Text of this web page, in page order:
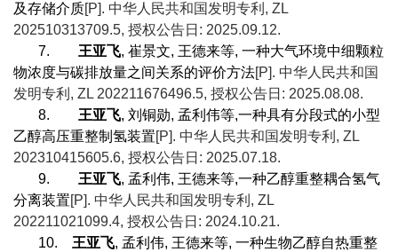
及存储介质[P]. 中华人民共和国发明专利 , ZL
202510313709.5, 授权公告日 : 2025.09.12.
7.
王亚飞, 崔景文, 王德来等, 一种大气环境中细颗粒
物浓度与碳排放量之间关系的评价方法[P]. 中华人民共和国
发明专利 , ZL 202211676496.5, 授权公告日 : 2025.08.08.
8.
王亚飞, 刘铜勋, 孟利伟等,一种具有分段式的小型
乙醇高压重整制氢装置[P]. 中华人民共和国发明专利 , ZL
202310415605.6, 授权公告日 : 2025.07.18.
9.
王亚飞, 孟利伟, 王德来等,一种乙醇重整耦合氢气
分离装置[P]. 中华人民共和国发明专利 , ZL
202211021099.4, 授权公告日 : 2024.10.21.
10.
王亚飞, 孟利伟, 王德来等, 一种生物乙醇自热重整